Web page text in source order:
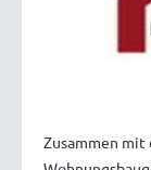
Zusammen